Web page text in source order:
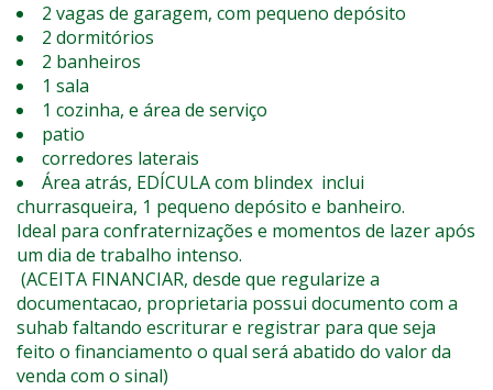
2 vagas de garagem, com pequeno depósito
2 dormitórios
2 banheiros
1 sala
1 cozinha, e área de serviço
patio
corredores laterais
Área atrás, EDÍCULA com blindex inclui
churrasqueira, 1 pequeno depósito e banheiro.
Ideal para confraternizações e momentos de lazer após
um dia de trabalho intenso.
(ACEITA FINANCIAR, desde que regularize a
documentacao, proprietaria possui documento com a
suhab faltando escriturar e registrar para que seja
feito o financiamento o qual será abatido do valor da
venda com o sinal)